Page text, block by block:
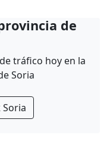
de
tráfico hoy en la
Soria
Soria